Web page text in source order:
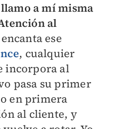
a mí misma
al
ese
, cualquier
incorpora al
pasa su primer
en primera
al cliente, y